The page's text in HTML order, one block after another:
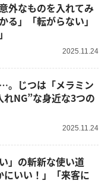
外なものを入れてみ
」「転がらない」
2025.11.24
。じつは「メラミン
NG”な身近な3つの
2025.11.24
」の斬新な使い道
にいい！」「来客に